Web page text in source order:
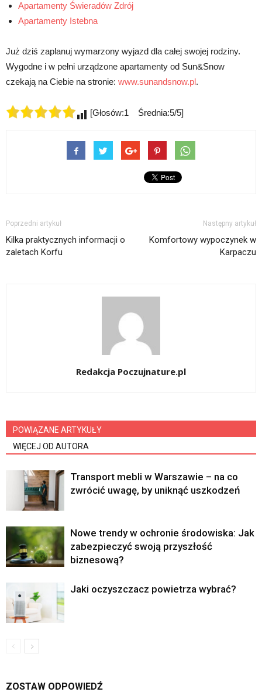
Apartamenty Świeradów Zdrój
Apartamenty Istebna
Już dziś zaplanuj wymarzony wyjazd dla całej swojej rodziny.
Wygodne i w pełni urządzone apartamenty od Sun&Snow
czekają na Ciebie na stronie: www.sunandsnow.pl.
[Głosów:1 Średnia:5/5]
Poprzedni artykuł
Kilka praktycznych informacji o
zaletach Korfu
Następny artykuł
Komfortowy wypoczynek w
Karpaczu
Redakcja Poczujnature.pl
POWIĄZANE ARTYKUŁY
WIĘCEJ OD AUTORA
Transport mebli w Warszawie – na co
zwrócić uwagę, by uniknąć uszkodzeń
Nowe trendy w ochronie środowiska: Jak
zabezpieczyć swoją przyszłość
biznesową?
Jaki oczyszczacz powietrza wybrać?
ZOSTAW ODPOWIEDŹ